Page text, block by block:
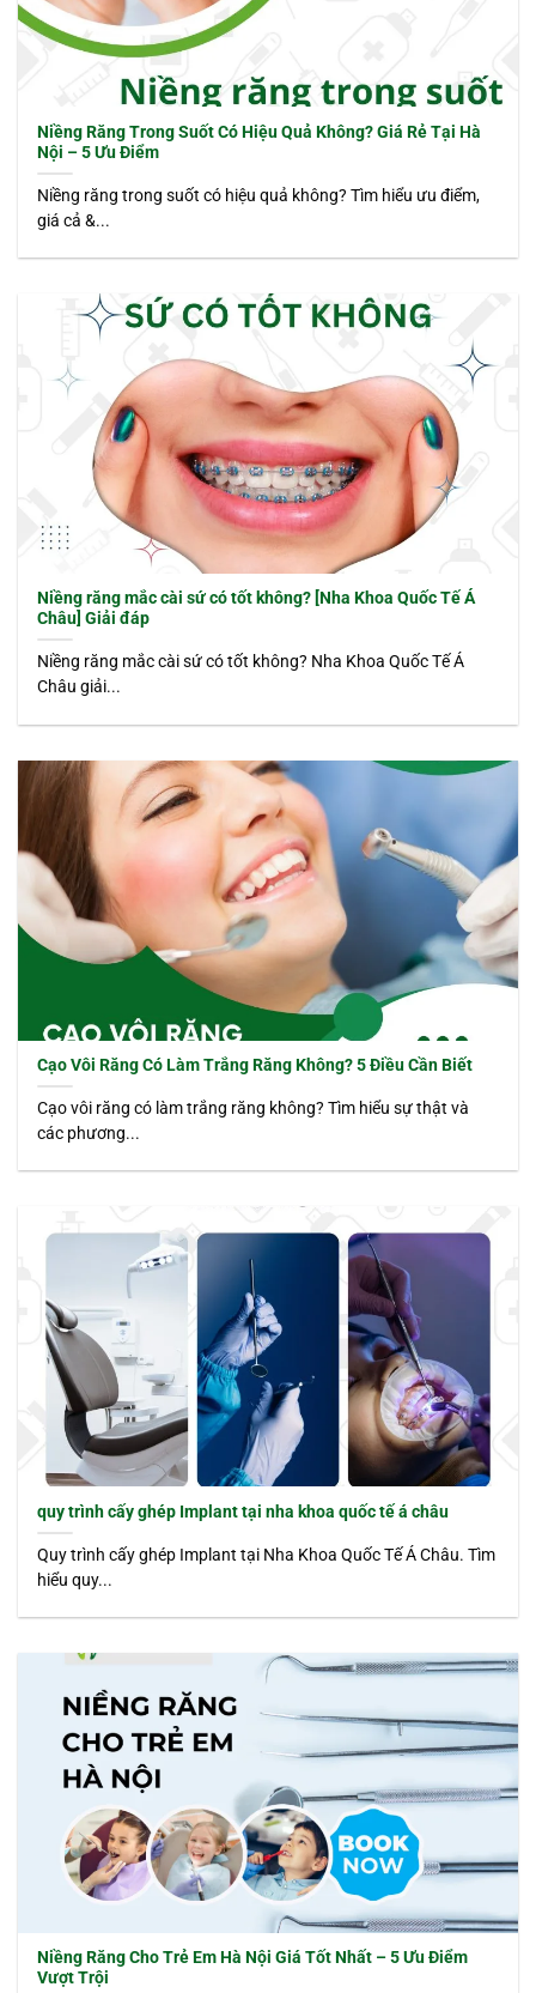
Niềng Răng Trong Suốt Có Hiệu Quả Không? Giá Rẻ Tại Hà
Nội – 5 Ưu Điểm
Niềng răng trong suốt có hiệu quả không? Tìm hiểu ưu điểm,
giá cả &...
Niềng răng mắc cài sứ có tốt không? [Nha Khoa Quốc Tế Á
Châu] Giải đáp
Niềng răng mắc cài sứ có tốt không? Nha Khoa Quốc Tế Á
Châu giải...
Cạo Vôi Răng Có Làm Trắng Răng Không? 5 Điều Cần Biết
Cạo vôi răng có làm trắng răng không? Tìm hiểu sự thật và
các phương...
quy trình cấy ghép Implant tại nha khoa quốc tế á châu
Quy trình cấy ghép Implant tại Nha Khoa Quốc Tế Á Châu. Tìm
hiểu quy...
Niềng Răng Cho Trẻ Em Hà Nội Giá Tốt Nhất – 5 Ưu Điểm
Vượt Trội